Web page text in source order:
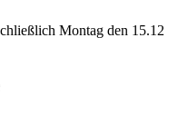
Montag den 15.12